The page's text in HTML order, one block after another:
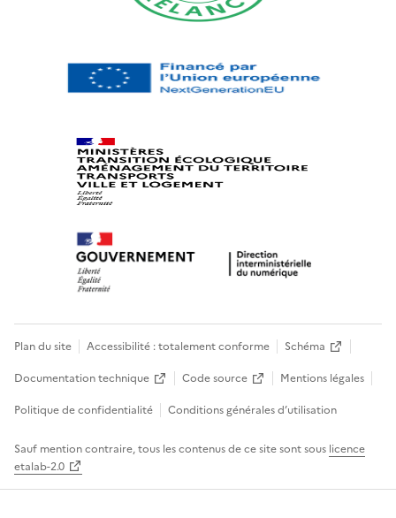
Plan du site Accessibilité : totalement conforme
Schéma
Documentation technique
Code source
Mentions légales
Politique de confidentialité
Conditions générales d’utilisation
Sauf mention contraire, tous les contenus de ce site sont sous licence
etalab-2.0